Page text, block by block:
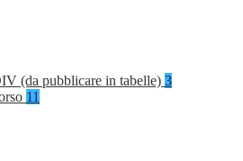
(da pubblicare in tabelle) 3
11